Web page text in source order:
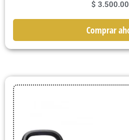
$
Comprar